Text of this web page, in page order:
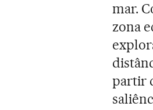
mar.
zona
partir